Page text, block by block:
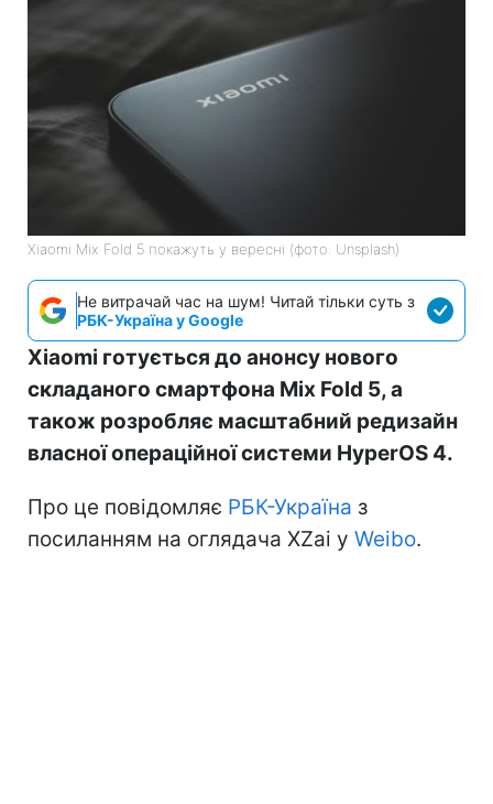
Xiaomi Mix Fold 5 покажуть у вересні (фото: Unsplash)
Не витрачай час на шум! Читай тільки суть з
РБК-Україна у Google
Xiaomi готується до анонсу нового
складаного смартфона Mix Fold 5, а
також розробляє масштабний редизайн
власної операційної системи HyperOS 4.
Про це повідомляє РБК-Україна з
посиланням на оглядача XZai у Weibo.